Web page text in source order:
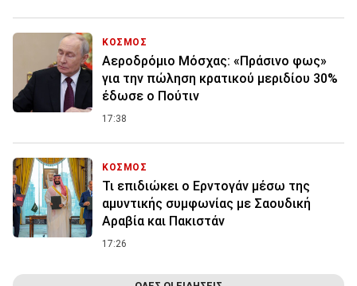
ΚΟΣΜΟΣ
Αεροδρόμιο Μόσχας: «Πράσινο φως»
για την πώληση κρατικού μεριδίου 30%
έδωσε ο Πούτιν
17:38
ΚΟΣΜΟΣ
Τι επιδιώκει ο Ερντογάν μέσω της
αμυντικής συμφωνίας με Σαουδική
Αραβία και Πακιστάν
17:26